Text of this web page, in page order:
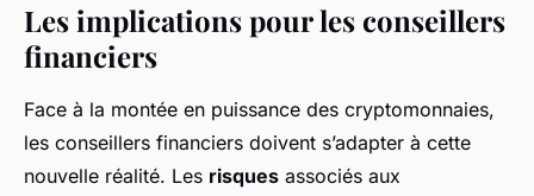
Les implications pour les conseillers
financiers
Face à la montée en puissance des cryptomonnaies,
les conseillers financiers doivent s’adapter à cette
nouvelle réalité. Les risques associés aux